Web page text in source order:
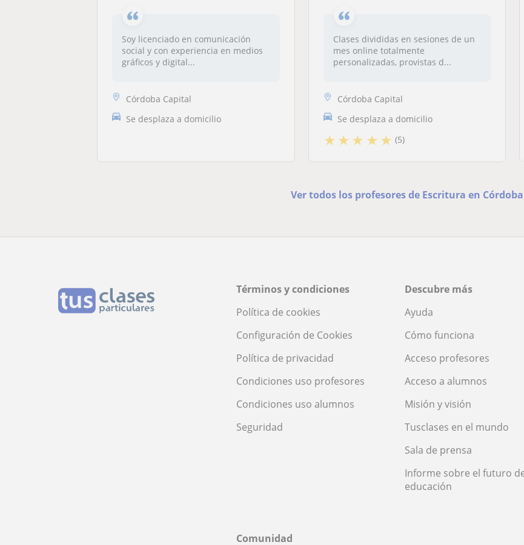
Soy licenciado en comunicación
social y con experiencia en medios
gráficos y digital...
Córdoba Capital
Se desplaza a domicilio
Clases divididas en sesiones de un
mes online totalmente
personalizadas, provistas d...
Córdoba Capital
Se desplaza a domicilio
★★★ ★★ (5)
Ver todos los profesores de Escritura en Córdoba
Términos y condiciones
Política de cookies
Configuración de Cookies
Política de privacidad
Condiciones uso profesores
Condiciones uso alumnos
Seguridad
Descubre más
Ayuda
Cómo funciona
Acceso profesores
Acceso a alumnos
Misión y visión
Tusclases en el mundo
Sala de prensa
Informe sobre el futuro
educación
Comunidad